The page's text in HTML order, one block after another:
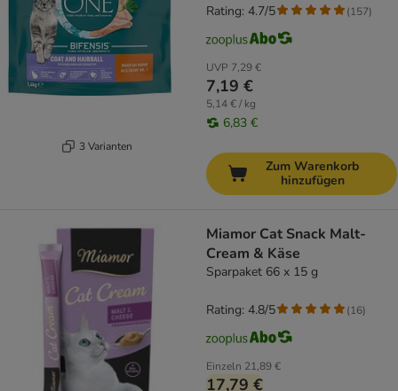
3 Varianten
UVP 7,29 €
7,19 €
5,14 € / kg
6,83 €
Rating: 4.7/5 (157)
Zum Warenkorb
hinzufügen
Miamor Cat Snack Malt-
Cream & Käse
Sparpaket 66 x 15 g
Einzeln 21,89 €
17,79 €
Rating: 4.8/5 (16)